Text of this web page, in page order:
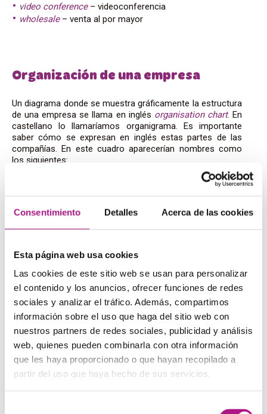
Consentimiento Detalles Acerca de las cookies
Esta página web usa cookies
Las cookies de este sitio web se usan para personalizar
el contenido y los anuncios, ofrecer funciones de redes
sociales y analizar el tráfico. Además, compartimos
información sobre el uso que haga del sitio web con
nuestros partners de redes sociales, publicidad y análisis
web, quienes pueden combinarla con otra información
que les haya proporcionado o que hayan recopilado a
partir del uso que haya hecho de sus servicios.
video conference – videoconferencia
wholesale – venta al por mayor
Organización de una empresa
Un diagrama donde se muestra gráficamente la estructura
de una empresa se llama en inglés organisation chart. En
castellano lo llamaríamos organigrama. Es importante
saber cómo se expresan en inglés estas partes de las
compañías. En este cuadro aparecerían nombres como
los siguientes:
accounts– contabilidad
customer service
– atención al cliente
finance– Finanzas y administración
Human Resources– Recursos humanos. El acrónimo
managing director– director general
Production Department
– departamento de producción
– departamento comercial
Public relations– relaciones públicas
Sales department – departamento de ventas
Research & Development– investigación y desarrollo
Expresiones útiles